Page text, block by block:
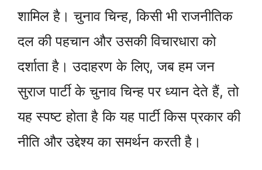
शामिल है। चुनाव चिन्ह, किसी भी राजनीतिक
दल की पहचान और उसकी विचारधारा को
दर्शाता है। उदाहरण के लिए, जब हम जन
सुराज पार्टी के चुनाव चिन्ह पर ध्यान देते हैं, तो
यह स्पष्ट होता है कि यह पार्टी किस प्रकार की
नीति और उद्देश्य का समर्थन करती है।